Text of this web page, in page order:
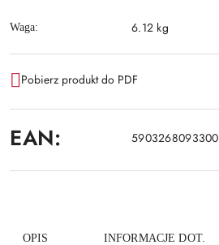
Waga: 6.12 kg
Pobierz produkt do PDF
EAN: 5903268093300
OPIS
INFORMACJE DOT.